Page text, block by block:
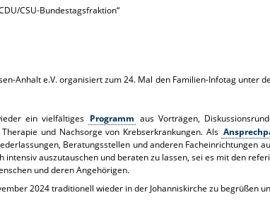
CSU-Bundestagsfraktion“
Anhalt e.V. organisiert zum 24. Mal den Familien-Infotag unter
ein vielfältiges Programm aus Vorträgen,
und Nachsorge von Krebserkrankungen. Als
Beratungsstellen und anderen Facheinrichtungen
intensiv auszutauschen und beraten zu lassen, sei es mit den
und deren Angehörigen.
2024 traditionell wieder in der Johanniskirche zu begrüßen